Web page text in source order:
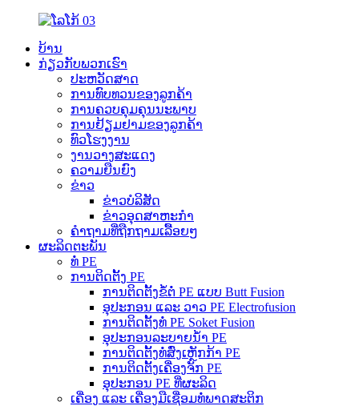
ບ້ານ
ກ່ຽວກັບພວກເຮົາ
ປະຫວັດສາດ
ການທົບທວນຂອງລູກຄ້າ
ການຄວບຄຸມຄຸນນະພາບ
ການຢ້ຽມຢາມຂອງລູກຄ້າ
ທົວໂຮງງານ
ງານວາງສະແດງ
ຄວາມຍືນຍົງ
ຂ່າວ
ຂ່າວບໍລິສັດ
ຂ່າວອຸດສາຫະກຳ
ຄຳຖາມທີ່ຖືກຖາມເລື້ອຍໆ
ຜະລິດຕະພັນ
ທໍ່ PE
ການຕິດຕັ້ງ PE
ການຕິດຕັ້ງຂໍ້ຕໍ່ PE ແບບ Butt Fusion
ອຸປະກອນ ແລະ ວາວ PE Electrofusion
ການຕິດຕັ້ງທໍ່ PE Soket Fusion
ອຸປະກອນລະບາຍນ້ຳ PE
ການຕິດຕັ້ງທໍ່ສົ່ງເຫຼັກກ້າ PE
ການຕິດຕັ້ງເຄື່ອງຈັກ PE
ອຸປະກອນ PE ທີ່ຜະລິດ
ເຄື່ອງ ແລະ ເຄື່ອງມືເຊື່ອມທໍ່ພາດສະຕິກ